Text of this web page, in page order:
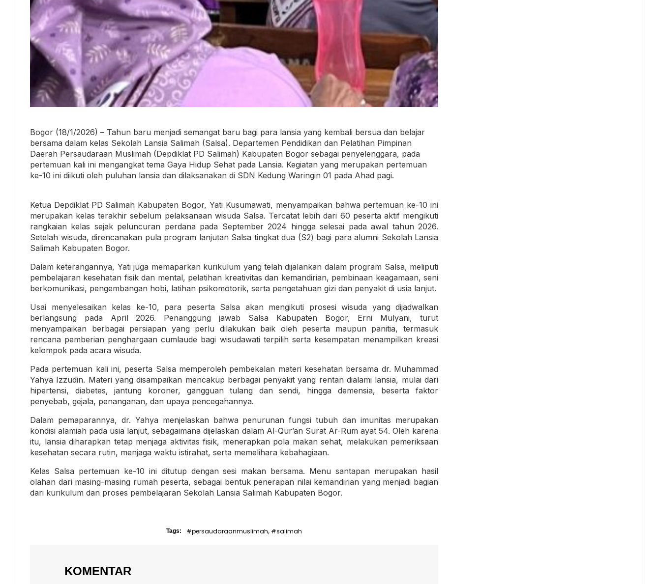
Bogor (18/1/2026) – Tahun baru menjadi semangat baru bagi para lansia yang kembali bersua dan belajar
bersama dalam kelas Sekolah Lansia Salimah (Salsa). Departemen Pendidikan dan Pelatihan Pimpinan
Daerah Persaudaraan Muslimah (Depdiklat PD Salimah) Kabupaten Bogor sebagai penyelenggara, pada
pertemuan kali ini mengangkat tema Gaya Hidup Sehat pada Lansia. Kegiatan yang merupakan pertemuan
ke-10 ini diikuti oleh puluhan lansia dan dilaksanakan di SDN Kedung Waringin 01 pada Ahad pagi.
Ketua Depdiklat PD Salimah Kabupaten Bogor, Yati Kusumawati, menyampaikan bahwa pertemuan ke-10 ini
merupakan kelas terakhir sebelum pelaksanaan wisuda Salsa. Tercatat lebih dari 60 peserta aktif mengikuti
rangkaian kelas sejak peluncuran perdana pada September 2024 hingga selesai pada awal tahun 2026.
Setelah wisuda, direncanakan pula program lanjutan Salsa tingkat dua (S2) bagi para alumni Sekolah Lansia
Salimah Kabupaten Bogor.
Dalam keterangannya, Yati juga memaparkan kurikulum yang telah dijalankan dalam program Salsa, meliputi
pembelajaran kesehatan fisik dan mental, pelatihan kreativitas dan kemandirian, pembinaan keagamaan, seni
berkomunikasi, pengembangan hobi, latihan psikomotorik, serta pengetahuan gizi dan penyakit di usia lanjut.
Usai menyelesaikan kelas ke-10, para peserta Salsa akan mengikuti prosesi wisuda yang dijadwalkan
berlangsung pada April 2026. Penanggung jawab Salsa Kabupaten Bogor, Erni Mulyani, turut
menyampaikan berbagai persiapan yang perlu dilakukan baik oleh peserta maupun panitia, termasuk
rencana pemberian penghargaan cumlaude bagi wisudawati terpilih serta kesempatan menampilkan kreasi
kelompok pada acara wisuda.
Pada pertemuan kali ini, peserta Salsa memperoleh pembekalan materi kesehatan bersama dr. Muhammad
Yahya Izzudin. Materi yang disampaikan mencakup berbagai penyakit yang rentan dialami lansia, mulai dari
hipertensi, diabetes, jantung koroner, gangguan tulang dan sendi, hingga demensia, beserta faktor
penyebab, gejala, penanganan, dan upaya pencegahannya.
Dalam pemaparannya, dr. Yahya menjelaskan bahwa penurunan fungsi tubuh dan imunitas merupakan
kondisi alamiah pada usia lanjut, sebagaimana dijelaskan dalam Al-Qur’an Surat Ar-Rum ayat 54. Oleh karena
itu, lansia diharapkan tetap menjaga aktivitas fisik, menerapkan pola makan sehat, melakukan pemeriksaan
kesehatan secara rutin, menjaga waktu istirahat, serta memelihara kebahagiaan.
Kelas Salsa pertemuan ke-10 ini ditutup dengan sesi makan bersama. Menu santapan merupakan hasil
olahan dari masing-masing rumah peserta, sebagai bentuk penerapan nilai kemandirian yang menjadi bagian
dari kurikulum dan proses pembelajaran Sekolah Lansia Salimah Kabupaten Bogor.
Tags: #persaudaraanmuslimah, #salimah
KOMENTAR